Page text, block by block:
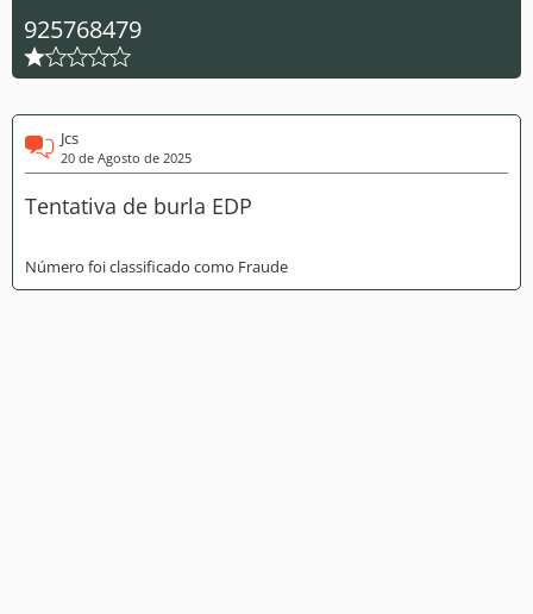
925768479
Jcs
20 de Agosto de 2025
Tentativa de burla EDP
Número foi classificado como Fraude